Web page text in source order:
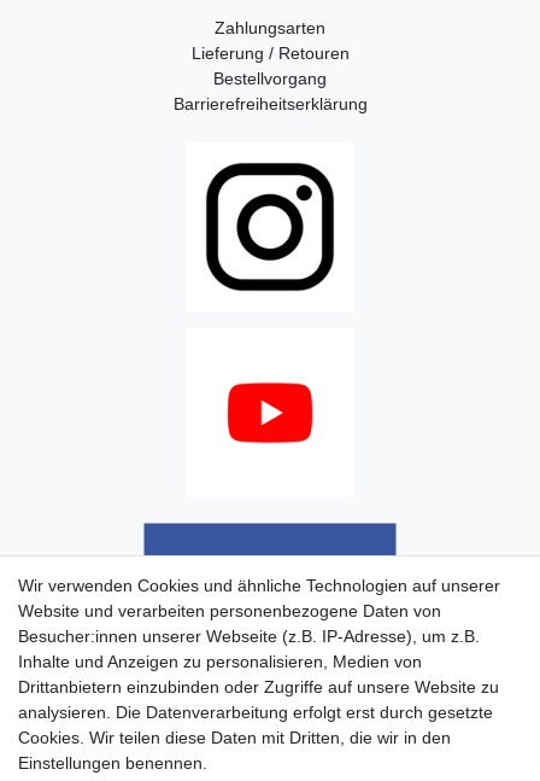
Zahlungsarten
Lieferung / Retouren
Bestellvorgang
Barrierefreiheitserklärung
Wir verwenden Cookies und ähnliche Technologien auf unserer
Website und verarbeiten personenbezogene Daten von
Besucher:innen unserer Webseite (z.B. IP-Adresse), um z.B.
Inhalte und Anzeigen zu personalisieren, Medien von
Drittanbietern einzubinden oder Zugriffe auf unsere Website zu
analysieren. Die Datenverarbeitung erfolgt erst durch gesetzte
Cookies. Wir teilen diese Daten mit Dritten, die wir in den
Einstellungen benennen.